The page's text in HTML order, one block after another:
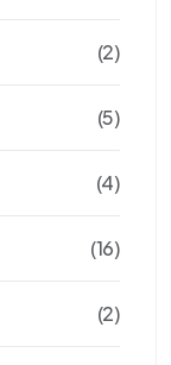
(2)
(5)
(4)
(16)
(2)